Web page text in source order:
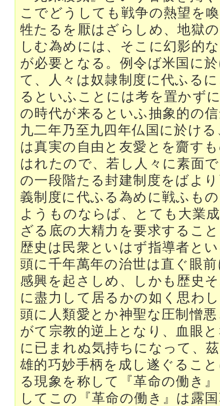
こでどうしても戦争の熱望を
牲たるを厭はざらしめ、地獄
しむ為めには、そこに幻影的
が必要となる。例令ば米国に
て、人々は奴隷制度に代ふる
るといふことには考を置かず
の時代が来るといふ抽象的の
九二年乃至九四年仏国に於け
は真実の自由と友愛とを齎す
はれたので、若し人々に素面
の一段階たる封建制度をばよ
義制度に代ふる為めに戦ふも
ようものならば、とても大業
ざる底の大精力を要求するこ
歴史は民衆といはず指導者と
頭に千年萬年の治世は直ぐ眼
感興を起さしめ、しかも歴史
に盡力して居るかの如く思わ
頭に人類愛とか神聖な圧制憎
がて宗教的逆上となり、血眼
に已まれぬ気持ちになって、
雄的巧妙手柄を成し遂ぐるこ
る現象を称して『革命の働き
してこの『革命の働き』は露